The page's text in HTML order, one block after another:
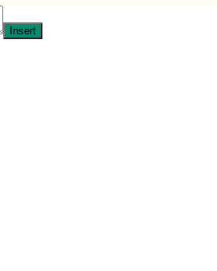
Insert